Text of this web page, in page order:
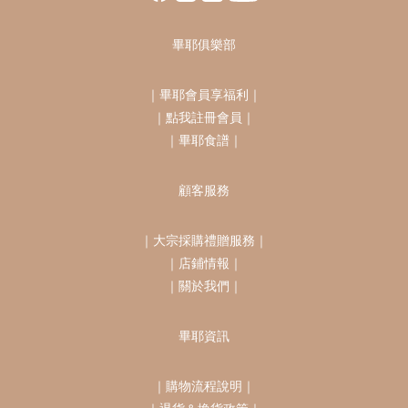
畢耶俱樂部
｜ 畢耶會員享福利 ｜
｜ 點我註冊會員 ｜
｜ 畢耶食譜 ｜
顧客服務
｜ 大宗採購禮贈服務 ｜
｜ 店鋪情報 ｜
｜ 關於我們 ｜
畢耶資訊
｜ 購物流程說明 ｜